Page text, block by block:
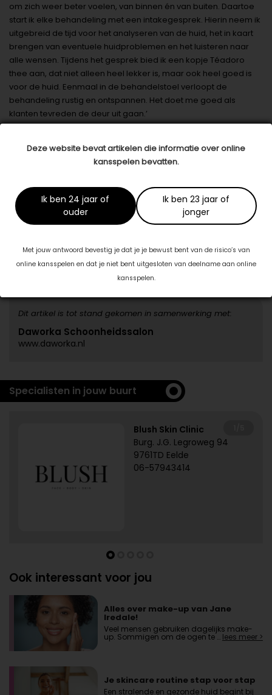
Deze website bevat artikelen die informatie over online
kansspelen bevatten.
Ik ben 24 jaar of
ouder
Ik ben 23 jaar of
jonger
Met jouw antwoord bevestig je dat je je bewust bent van de risico’s van
online kansspelen en dat je niet bent uitgesloten van deelname aan online
kansspelen.
om zich weer beter voelen, van binnen én van buiten. Daartoe
start ik elke behandeling met een intakegesprek. Hierin neem ik
uitgebreid de tijd voor het analyseren van de huid, het in kaart
brengen van eventuele huidproblemen en het luisteren naar
alle wensen. Tijdens het gesprek bied ik een kopje Téadoro
thee aan, dat niet alleen heel lekker is, maar ook heel goed is
voor de huid. Eenmaal in de behandelstoel verloopt de
behandeling rustig en ontspannen. Het doet me goed als
klanten tevreden de deur uit gaan.’
Wil jij een topconditie voor je huid? Ga dan langs bij de
schoonheidssalon van Daworka. Daworka is gecertificeerd
gespecialiseerd in bindweefselmassage en microneedling.
Door middel van trainingen, workshops en bijeenkomsten blijft
zij op de hoogte van de laatste ontwikkelingen in het vak.
Datum: 12 maart 2018
Deel dit artikel
Dit artikel is tot stand gekomen in samenwerking met:
Daworka Schoonheidssalon
www.daworka.nl
Specialisten in jouw buurt
Blush Skin Clinic
Burg. J.G. Legroweg 94
9761TD Eelde
06-57943414
Ook interessant voor jou
Alles over make-up van Jane
Iredale!
Veel mensen gebruiken dagelijks make-
up. Sommigen om de ogen te … lees meer >
Je skincare routine stap voor stap
Een stralende en gezonde huid begint bij